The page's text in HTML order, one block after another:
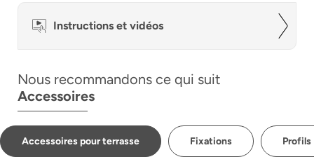
Instructions et vidéos
Nous recommandons ce qui suit
Accessoires
Accessoires pour terrasse Fixations Profils